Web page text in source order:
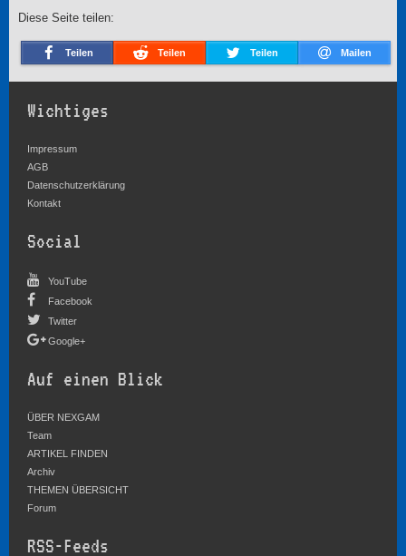
Diese Seite teilen:
Teilen Teilen Teilen Mailen
Wichtiges
Impressum
AGB
Datenschutzerklärung
Kontakt
Social
YouTube
Facebook
Twitter
Google+
Auf einen Blick
ÜBER NEXGAM
Team
ARTIKEL FINDEN
Archiv
THEMEN ÜBERSICHT
Forum
RSS-Feeds